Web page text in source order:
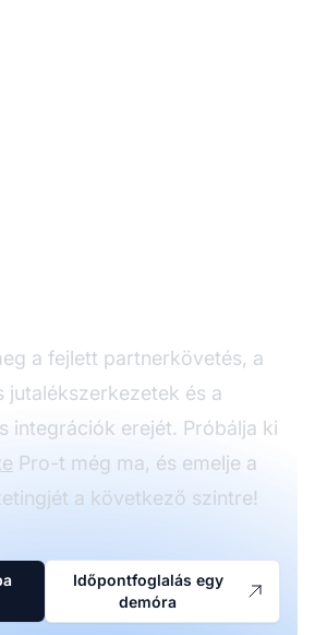
a fejlett partnerkövetés, a
jutalékszerkezetek és a
integrációk erejét. Próbálja ki
Pro-t még ma, és emelje a
a következő szintre!
Időpontfoglalás egy
demóra